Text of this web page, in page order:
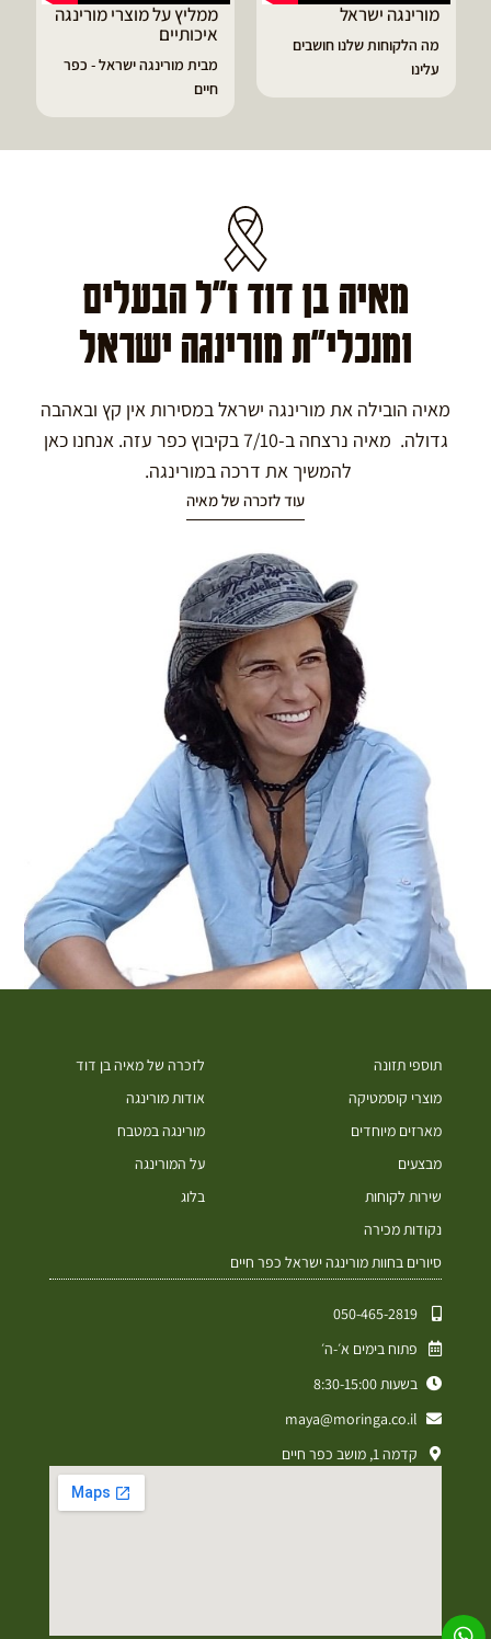
מורינגה ישראל
מה הלקוחות שלנו חושבים
עלינו
ממליץ על מוצרי מורינגה
איכותיים
מבית מורינגה ישראל - כפר
חיים
מאיה בן דוד ז"ל הבעלים
ומנכלי"ת מורינגה ישראל
מאיה הובילה את מורינגה ישראל במסירות אין קץ ובאהבה
גדולה. מאיה נרצחה ב-7/10 בקיבוץ כפר עזה. אנחנו כאן
להמשיך את דרכה במורינגה.
עוד לזכרה של מאיה
תוספי תזונה
מוצרי קוסמטיקה
מארזים מיוחדים
מבצעים
שירות לקוחות
נקודות מכירה
סיורים בחוות מורינגה ישראל כפר חיים
לזכרה של מאיה בן דוד
אודות מורינגה
מורינגה במטבח
על המורינגה
בלוג
050-465-2819⁩
פתוח בימים א׳-ה׳
בשעות 8:30-15:00
maya@moringa.co.il
קדמה 1, מושב כפר חיים